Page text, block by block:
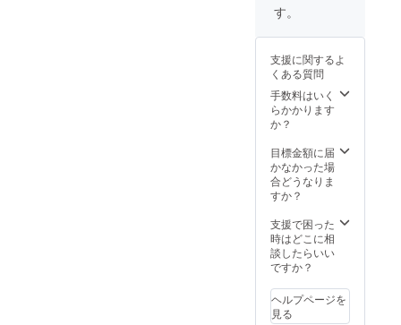
す。
支援に関するよ
くある質問
手数料はいく
らかかります
か？
目標金額に届
かなかった場
合どうなりま
すか？
支援で困った
時はどこに相
談したらいい
ですか？
ヘルプページを
見る